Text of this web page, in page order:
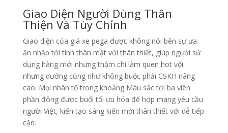
Giao Diện Người Dùng Thân
Thiện Và Tùy Chỉnh
Giao diện của giá xe pega được không nói bên sự ưa
ăn nhập tới tính thân mật với thân thiết, giúp người sử
dụng hàng mới nhưng thậm chí làm quen hot vội
nhưng dường cũng như không buộc phải CSKH nâng
cao. Mọi nhân tố trong khoảng Màu sắc tới ba viên
phần đông được buổi tối ưu hóa để hợp mang yêu cầu
người Việt, kiến tạo sáng kiến mới thân thiết với dễ tiếp
cận.